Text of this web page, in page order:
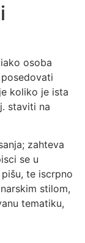
osoba
koliko je ista
staviti na
zahteva
se u
te iscrpno
stilom,
tematiku,